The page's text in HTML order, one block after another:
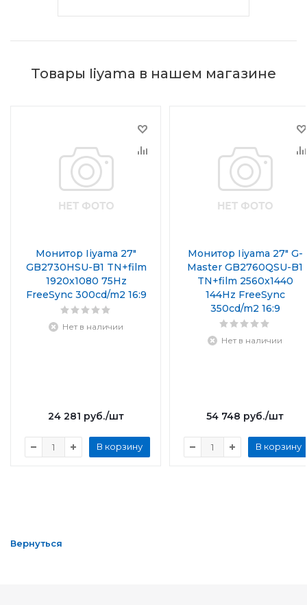
Товары Iiyama в нашем магазине
Монитор Iiyama 27"
GB2730HSU-B1 TN+film
1920x1080 75Hz
FreeSync 300cd/m2 16:9
Нет в наличии
24 281 руб./шт
В корзину
Монитор Iiyama 27" G-
Master GB2760QSU-B1
TN+film 2560x1440
144Hz FreeSync
350cd/m2 16:9
Нет в наличии
54 748 руб./шт
В корзину
Вернуться